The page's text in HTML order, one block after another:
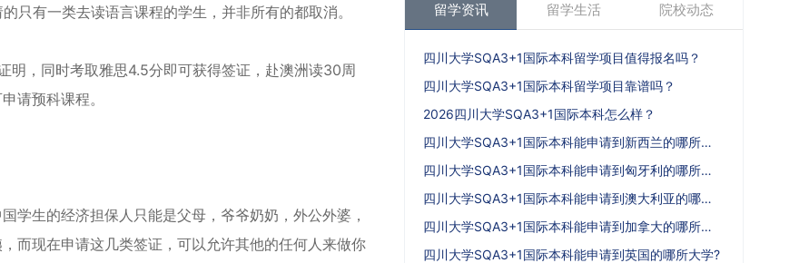
只有一类去读语言课程的学生，并非所有的都取消。
明，同时考取雅思4.5分即可获得签证，赴澳洲读30周
请预科课程。
学生的经济担保人只能是父母，爷爷奶奶，外公外婆，
而现在申请这几类签证，可以允许其他的任何人来做你
留学资讯 留学生活 院校动态
四川大学SQA3+1国际本科留学项目值得报名吗？
四川大学SQA3+1国际本科留学项目靠谱吗？
2026四川大学SQA3+1国际本科怎么样？
四川大学SQA3+1国际本科能申请到新西兰的哪所大学?
四川大学SQA3+1国际本科能申请到匈牙利的哪所大学?
四川大学SQA3+1国际本科能申请到澳大利亚的哪所大学?
四川大学SQA3+1国际本科能申请到加拿大的哪所大学?
四川大学SQA3+1国际本科能申请到英国的哪所大学?